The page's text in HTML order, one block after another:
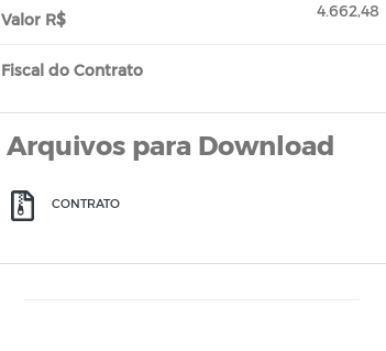
Valor R$ 4.662,48
Fiscal do Contrato
Arquivos para Download
CONTRATO